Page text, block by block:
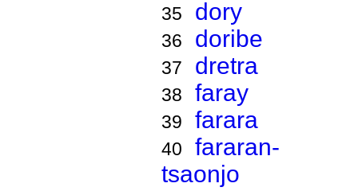
35 dory
36 doribe
37 dretra
38 faray
39 farara
40
fararan-
tsaonjo